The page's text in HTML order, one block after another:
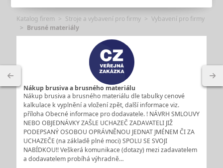
Katalog firem Stroje a vybavení pro firmy
Vybavení pro firmy
Brusné materiály
Nákup brusiva a brusného materiálu
Nákup brusiva a brusného materiálu dle tabulky cenové
kalkulace k vyplnění a vložení zpět, další informace viz.
příloha Obecné informace pro dodavatele. ! NÁVRH SMLOUVY
NEBO OBJEDNÁVKY ZAŠLE UCHAZEČ ZADAVATELI JIŽ
PODEPSANÝ OSOBOU OPRÁVNĚNOU JEDNAT JMÉNEM ČI ZA
UCHAZEČE (na základě plné moci) SPOLU SE SVOJI
NABÍDKOU!! Veškerá komunikace (dotazy) mezi zadavatelem
a dodavatelem probíhá výhradně…